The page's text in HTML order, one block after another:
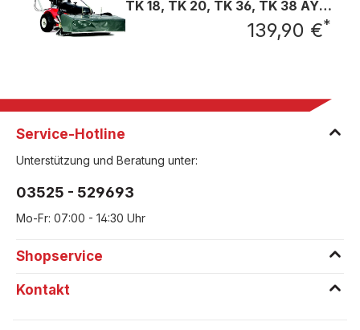
TK 18, TK 20, TK 36, TK 38 AY-
139,90 €*
Service-Hotline
Unterstützung und Beratung unter:
03525 - 529693
Mo-Fr: 07:00 - 14:30 Uhr
Shopservice
Kontakt